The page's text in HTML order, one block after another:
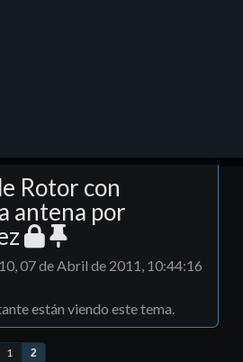
Rotor con
antena por
07 de Abril de 2011, 10:44:16
están viendo este tema.
1 2